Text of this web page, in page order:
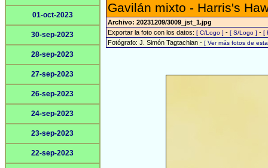
01-oct-2023
30-sep-2023
28-sep-2023
27-sep-2023
26-sep-2023
24-sep-2023
23-sep-2023
22-sep-2023
Gavilán mixto - Harris's
Archivo: 20231209/3009_jst_1.jpg
Exportar la foto con los datos: [ C/Logo ] - [ S/Logo ] - [
Fotógrafo: J. Simón Tagtachian - [ Ver más fotos de